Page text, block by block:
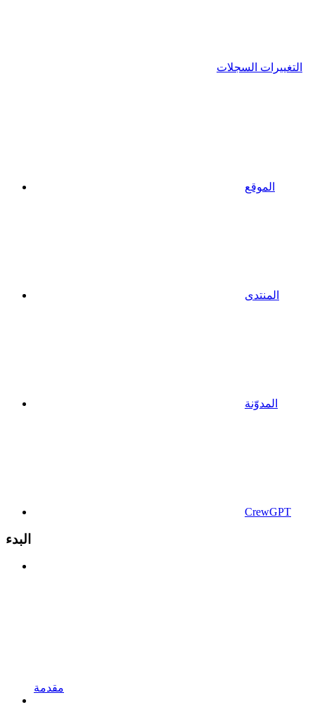
التغييرات السجلات
الموقع
المنتدى
المدوّنة
CrewGPT
البدء
مقدمة